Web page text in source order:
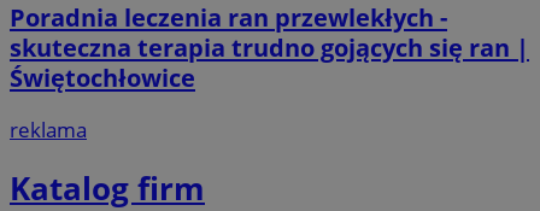
Poradnia leczenia ran przewlekłych -
skuteczna terapia trudno gojących się ran |
Świętochłowice
reklama
Katalog firm